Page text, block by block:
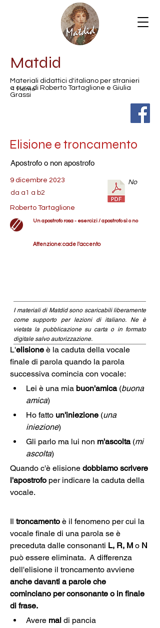
Matdid
Materiali didattici d'italiano per stranieri
a cura di Roberto Tartaglione e Giulia
Grassi
< Home
Elisione e troncamento
Apostrofo o non apostrofo
9 dicembre 2023
da a1 a b2
Roberto Tartaglione
No
Un apostrofo rosa - esercizi / apostrofo sì o no
Attenzione: cade l'accento
I materiali di Matdid sono scaricabili liberamente
come supporto per lezioni di italiano. Ne è
vietata la pubblicazione su carta o in formato
digitale salvo autorizzazione.
L'elisione è la caduta della vocale
finale di parola quando la parola
successiva comincia con vocale:
Lei è una mia buon'amica (buona
amica)
Ho fatto un'iniezione (una
iniezione)
Gli parlo ma lui non m'ascolta (mi
ascolta)
Quando c'è elisione dobbiamo scrivere
l'apostrofo per indicare la caduta della
vocale.
Il troncamento è il fenomeno per cui la
vocale finale di una parola se è
preceduta dalle consonanti L, R, M o N
può essere eliminata.  A differenza
dell'elisione il troncamento avviene
anche davanti a parole che
cominciano per consonante o in finale
di frase.
Avere mal di pancia